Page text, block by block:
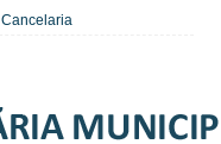
Cancelaria